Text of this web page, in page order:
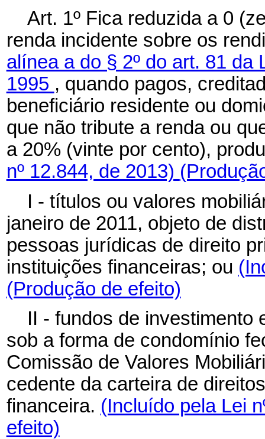
Art. 1º Fica reduzida a 0
renda incidente sobre os
alínea a do § 2º do art. 81 da
1995 , quando pagos,
beneficiário residente ou
que não tribute a renda ou
a 20% (vinte por cento),
nº 12.844, de 2013)
I - títulos ou valores
janeiro de 2011, objeto de
pessoas jurídicas de direito
instituições financeiras; ou
(Produção de efeito)
II - fundos de investimento
sob a forma de condomínio
Comissão de Valores
cedente da carteira de
financeira. (Incluído pela Lei
efeito)